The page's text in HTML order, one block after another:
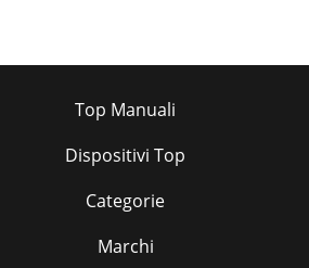
Top Manuali
Dispositivi Top
Categorie
Marchi